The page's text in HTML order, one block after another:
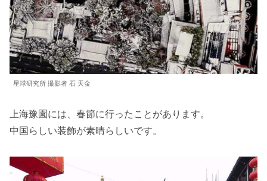
星球研究所 撮影者 石 天金
上海豫園には、春節に行ったことがあります。
中国らしい装飾が素晴らしいです。